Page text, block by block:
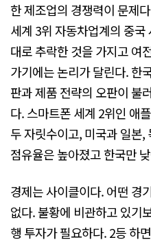
한 제조업의 경쟁력이 문제
세계 3위 자동차업계의 중
대로 추락한 것을 가지고 여
가기에는 논리가 달린다. 한
판과 제품 전략의 오판이 불
다. 스마트폰 세계 2위인 애
두 자릿수이고, 미국과 일본
점유율은 높아졌고 한국만
경제는 사이클이다. 어떤 경
없다. 불황에 비관하고 있기
행 투자가 필요하다. 2등 하